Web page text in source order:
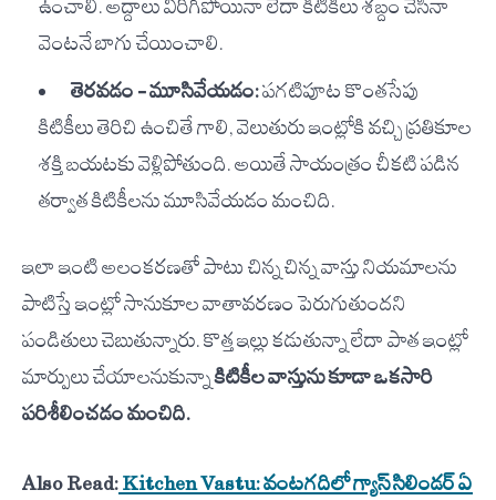
ఉంచాలి. అద్దాలు విరిగిపోయినా లేదా కిటికీలు శబ్దం చేసినా
వెంటనే బాగు చేయించాలి.
తెరవడం – మూసివేయడం:పగటిపూట కొంతసేపు
కిటికీలు తెరిచి ఉంచితే గాలి, వెలుతురు ఇంట్లోకి వచ్చి ప్రతికూల
శక్తి బయటకు వెళ్లిపోతుంది. అయితే సాయంత్రం చీకటి పడిన
తర్వాత కిటికీలను మూసివేయడం మంచిది.
ఇలా ఇంటి అలంకరణతో పాటు చిన్న చిన్న వాస్తు నియమాలను
పాటిస్తే ఇంట్లో సానుకూల వాతావరణం పెరుగుతుందని
పండితులు చెబుతున్నారు. కొత్త ఇల్లు కడుతున్నా లేదా పాత ఇంట్లో
మార్పులు చేయాలనుకున్నాకిటికీల వాస్తును కూడా ఒకసారి
పరిశీలించడం మంచిది.
Also Read:Kitchen Vastu: వంటగదిలో గ్యాస్ సిలిండర్ ఏ